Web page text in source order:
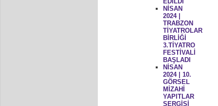
NİSAN
2024 |
TRABZON
TİYATROLAR
BİRLİĞİ
3.TİYATRO
FESTİVALİ
BAŞLADI
NİSAN
2024 | 10.
GÖRSEL
MİZAHİ
YAPITLAR
SERGİSİ